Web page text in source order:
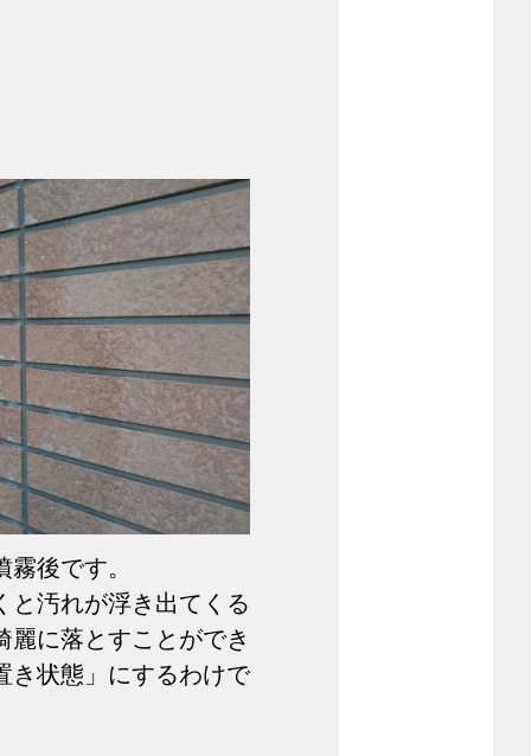
後です。
と汚れが浮き出てくる
麗に落とすことができ
き状態」にするわけで